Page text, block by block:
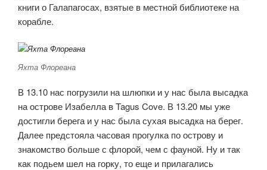
книги о Галапагосах, взятые в местной библиотеке на
корабле.
Яхта Флореана
В 13.10 нас погрузили на шлюпки и у нас была высадка
на острове Изабелла в Tagus Cove. В 13.20 мы уже
достигли берега и у нас была сухая высадка на берег.
Далее предстояла часовая прогулка по острову и
знакомство больше с флорой, чем с фауной. Ну и так
как подьем шел на горку, то еще и прилагались